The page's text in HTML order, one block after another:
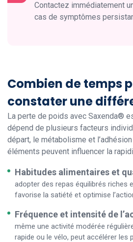
Contactez immédiatement
cas de symptômes
Combien de temps
constater une
La perte de poids avec Saxenda®
dépend de plusieurs facteurs
départ, le métabolisme et
éléments peuvent influencer la
Habitudes alimentaires et
adopter des repas équilibrés riches
favorise la satiété et optimise
Fréquence et intensité de
même une activité modérée
rapide ou le vélo, peut accélérer les